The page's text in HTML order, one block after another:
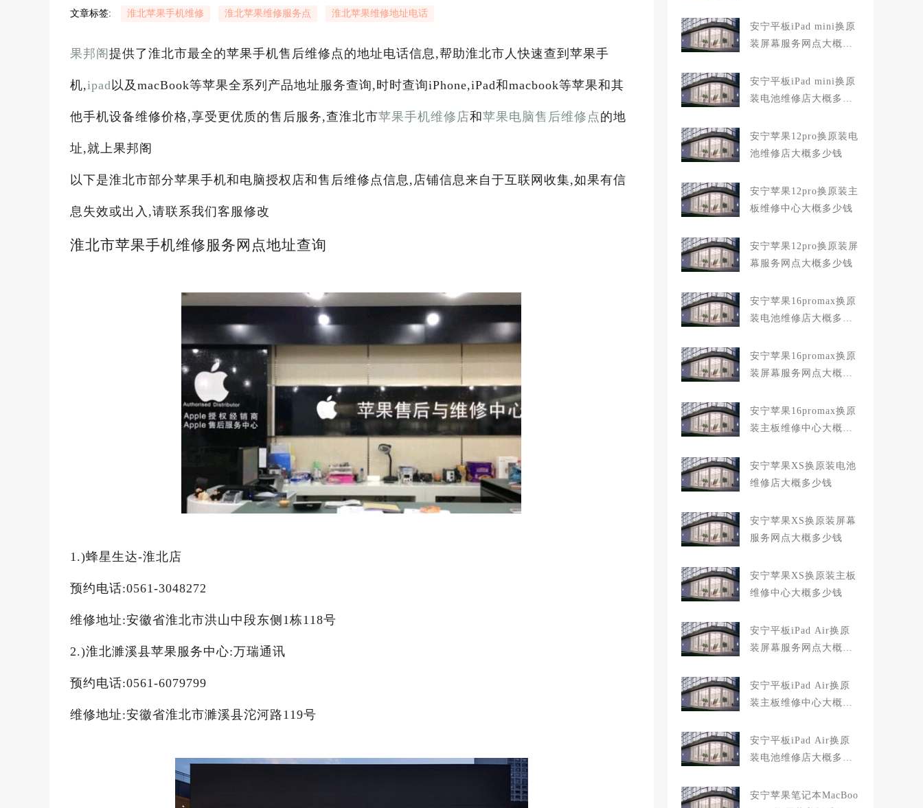
文章标签: 淮北苹果手机维修 淮北苹果维修服务点 淮北苹果维修地址电话
果邦阁 提供了淮北市最全的苹果手机售后维修点的地址电话信息,帮助淮北市人快速查到苹果手
机,ipad以及macBook等苹果全系列产品地址服务查询,时时查询iPhone,iPad和macbook等苹果和其
他手机设备维修价格,享受更优质的售后服务,查淮北市苹果手机维修店和苹果电脑售后维修点 的地
址,就上果邦阁
以下是淮北市部分苹果手机和电脑授权店和售后维修点信息,店铺信息来自于互联网收集,如果有信
息失效或出入,请联系我们客服修改
淮北市苹果手机维修服务网点地址查询
1.)蜂星生达-淮北店
预约电话:0561-3048272
维修地址:安徽省淮北市洪山中段东侧1栋118号
2.)淮北濉溪县苹果服务中心:万瑞通讯
预约电话:0561-6079799
维修地址:安徽省淮北市濉溪县沱河路119号
安宁平板iPad mini换原
装屏幕服务网点大概多
安宁平板iPad mini换原
装电池维修店大概多少
安宁苹果12pro换原装电
池维修店大概多少钱
安宁苹果12pro换原装主
板维修中心大概多少钱
安宁苹果12pro换原装屏
幕服务网点大概多少钱
安宁苹果16promax换原
装电池维修店大概多少
安宁苹果16promax换原
装屏幕服务网点大概多
安宁苹果16promax换原
装主板维修中心大概多
安宁苹果XS换原装电池
维修店大概多少钱
安宁苹果XS换原装屏幕
服务网点大概多少钱
安宁苹果XS换原装主板
维修中心大概多少钱
安宁平板iPad Air换原
装屏幕服务网点大概多
安宁平板iPad Air换原
装主板维修中心大概多
安宁平板iPad Air换原
装电池维修店大概多少
安宁苹果笔记本MacBoo